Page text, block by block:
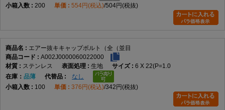
ト」「全ねじ」「並目」に分類される締結部品です。データではM2×3（P=0.4）か
らM16×90（P=2.0）まで、実質143サイズが登録されています。材質はステンレ
周囲の作業空間が限られる箇所でも使用されます。ただし、本商品の具体的な頭部
寸法、六角穴寸法、使用工具サイズはデータに記載されていません。
エアー抜きボルトは、一般にボルト内部などに設けた通路を通じて、締結部や装置
内部に残る空気やガスを逃がす目的で使用されます。本商品についても名称からエ
アー抜き用途の商品であることは確認できますが、通路の位置、穴径、流量、気密
200
554円(税込) 504円(税抜)
エアー抜キキャップボルト（全（並目
A002J0000060022000
ステンレス
生地
6 X 22(P=1.0
在庫
品薄
なし
100
376円(税込) 342円(税抜)